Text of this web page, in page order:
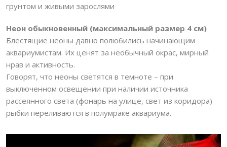
грунтом и живыми зарослями
Неон обыкновенный (максимальный размер 4 см)
Блестящие неоны давно полюбились начинающим
аквариумистам. Их ценят за необычный окрас, мирный
нрав и активность.
Говорят, что неоны светятся в темноте – при
выключенном освещении при наличии источника
рассеянного света (фонарь на улице, свет из коридора)
рыбки переливаются в полумраке аквариума.